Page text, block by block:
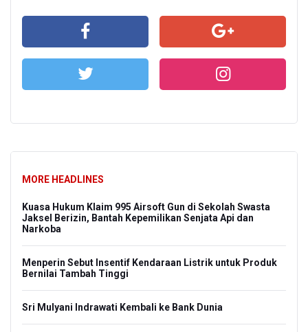
MORE HEADLINES
Kuasa Hukum Klaim 995 Airsoft Gun di Sekolah Swasta
Jaksel Berizin, Bantah Kepemilikan Senjata Api dan
Narkoba
Menperin Sebut Insentif Kendaraan Listrik untuk Produk
Bernilai Tambah Tinggi
Sri Mulyani Indrawati Kembali ke Bank Dunia